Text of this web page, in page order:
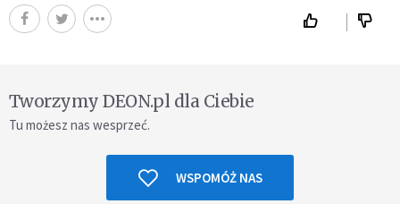
Tworzymy DEON.pl dla Ciebie
Tu możesz nas wesprzeć.
WSPOMÓŻ NAS